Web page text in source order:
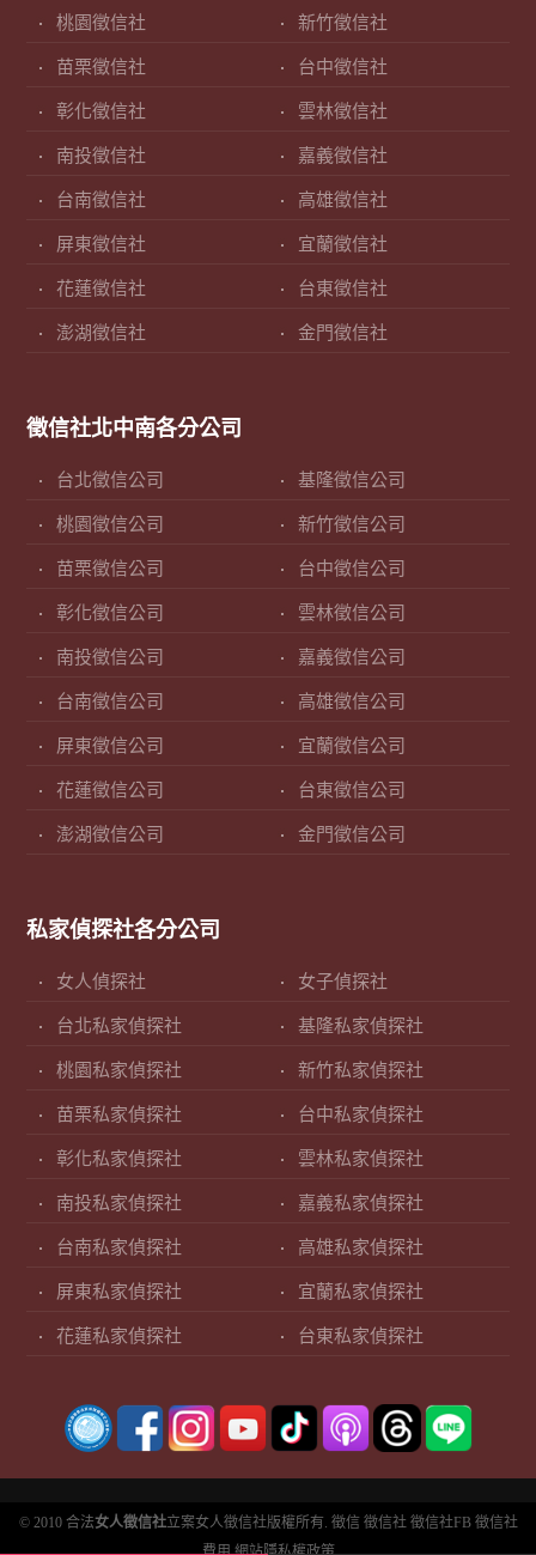
桃園徵信社 新竹徵信社
苗栗徵信社 台中徵信社
彰化徵信社 雲林徵信社
南投徵信社 嘉義徵信社
台南徵信社 高雄徵信社
屏東徵信社 宜蘭徵信社
花蓮徵信社 台東徵信社
澎湖徵信社 金門徵信社
徵信社北中南各分公司
台北徵信公司 基隆徵信公司
桃園徵信公司 新竹徵信公司
苗栗徵信公司 台中徵信公司
彰化徵信公司 雲林徵信公司
南投徵信公司 嘉義徵信公司
台南徵信公司 高雄徵信公司
屏東徵信公司 宜蘭徵信公司
花蓮徵信公司 台東徵信公司
澎湖徵信公司 金門徵信公司
私家偵探社各分公司
女人偵探社 女子偵探社
台北私家偵探社 基隆私家偵探社
桃園私家偵探社 新竹私家偵探社
苗栗私家偵探社 台中私家偵探社
彰化私家偵探社 雲林私家偵探社
南投私家偵探社 嘉義私家偵探社
台南私家偵探社 高雄私家偵探社
屏東私家偵探社 宜蘭私家偵探社
花蓮私家偵探社 台東私家偵探社
© 2010 合法女人徵信社立案女人徵信社版權所有. 徵信 徵信社 徵信社FB 徵信社